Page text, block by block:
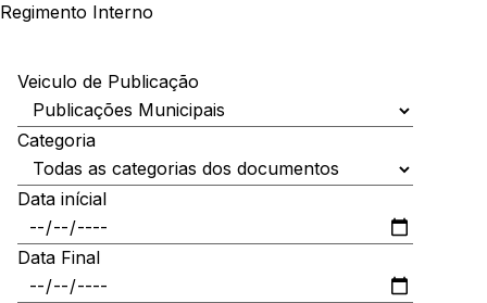
Regimento Interno
Veiculo de Publicação
Categoria
Data inícial
Data Final